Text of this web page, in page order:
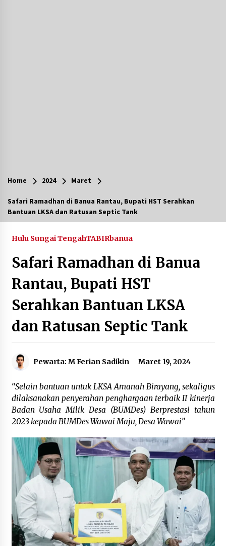
Balangan Boyong Trofi Juara Pertama Lomba
B2SA Kalsel
Tingkatkan SDM Lokal, BIS Group Luncurkan
Program Pelatihan Operator Alat Berat GTO
Agustus 6, 2026
HUT ke-51, Indocement Perkuat Inovasi dan
Agustus 6, 2026
Hari Kedua Kaji Tiru di DIY, Bupati Barito Utara
Agustus 5, 2026
PNBP 400 Juta dari Kasus Tambang Ilegal
Hadiri Forum Komunikasi dan Kemitraan BPJS,
Sekda Tapin Komitmen Tingkatkan Layanan
Kejari HST Musnahkan Barang Bukti 27 Perkara
Inkracht van Gewisjde
Agustus 4, 2026
Pelajar di HST Musnahkan Barang Bukti
Kejaksaan, Ada Apa?
Agustus 4, 2026
Home 2024 Maret
Safari Ramadhan di Banua Rantau, Bupati HST Serahkan
Bantuan LKSA dan Ratusan Septic Tank
Hulu Sungai TengahTABIRbanua
Safari Ramadhan di Banua
Rantau, Bupati HST
Serahkan Bantuan LKSA
dan Ratusan Septic Tank
Pewarta: M Ferian Sadikin Maret 19, 2024
“Selain bantuan untuk LKSA Amanah Birayang, sekaligus
dilaksanakan penyerahan penghargaan terbaik II kinerja
Badan Usaha Milik Desa (BUMDes) Berprestasi tahun
2023 kepada BUMDes Wawai Maju, Desa Wawai”